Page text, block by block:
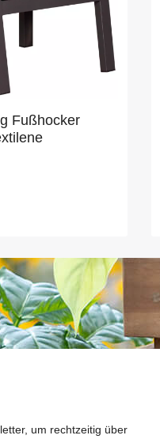
Fußhocker
um rechtzeitig über